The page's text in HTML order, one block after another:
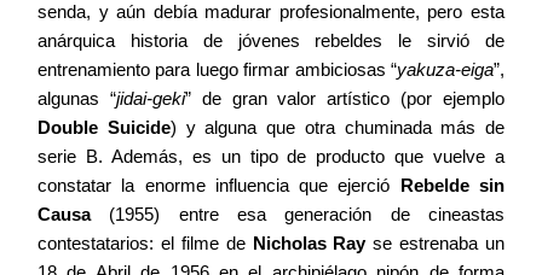
senda, y aún debía madurar profesionalmente, pero esta
anárquica historia de jóvenes rebeldes le sirvió de
entrenamiento para luego firmar ambiciosas “yakuza-eiga”,
algunas “jidai-geki” de gran valor artístico (por ejemplo
Double Suicide) y alguna que otra chuminada más de
serie B. Además, es un tipo de producto que vuelve a
constatar la enorme influencia que ejerció Rebelde sin
Causa(1955) entre esa generación de cineastas
contestatarios: el filme de Nicholas Rayse estrenaba un